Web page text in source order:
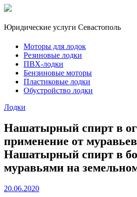
Юридические услуги Севастополь
Моторы для лодок
Резиновые лодки
ПВХ-лодки
Бензиновые моторы
Пластиковые лодки
Обустройство лодки
Лодки
Нашатырный спирт в
применение от
Нашатырный спирт в
муравьями на
20.06.2020